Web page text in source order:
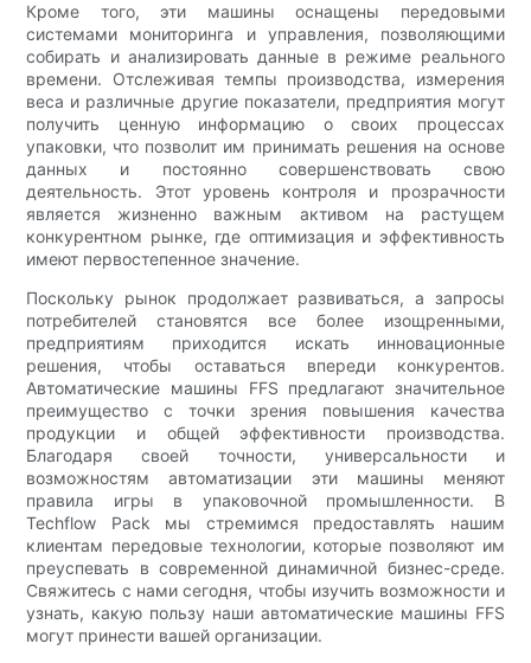
Кроме того, эти машины оснащены передовыми
системами мониторинга и управления, позволяющими
собирать и анализировать данные в режиме реального
времени. Отслеживая темпы производства, измерения
веса и различные другие показатели, предприятия могут
получить ценную информацию о своих процессах
упаковки, что позволит им принимать решения на основе
данных и постоянно совершенствовать свою
деятельность. Этот уровень контроля и прозрачности
является жизненно важным активом на растущем
конкурентном рынке, где оптимизация и эффективность
имеют первостепенное значение.
Поскольку рынок продолжает развиваться, а запросы
потребителей становятся все более изощренными,
предприятиям приходится искать инновационные
решения, чтобы оставаться впереди конкурентов.
Автоматические машины FFS предлагают значительное
преимущество с точки зрения повышения качества
продукции и общей эффективности производства.
Благодаря своей точности, универсальности и
возможностям автоматизации эти машины меняют
правила игры в упаковочной промышленности. В
Techflow Pack мы стремимся предоставлять нашим
клиентам передовые технологии, которые позволяют им
преуспевать в современной динамичной бизнес-среде.
Свяжитесь с нами сегодня, чтобы изучить возможности и
узнать, какую пользу наши автоматические машины FFS
могут принести вашей организации.